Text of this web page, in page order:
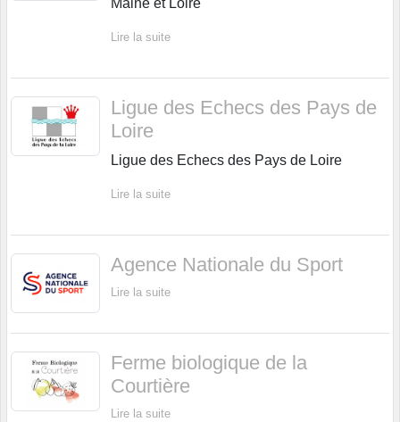
Maine et Loire
Lire la suite
Ligue des Echecs des Pays de
Loire
Ligue des Echecs des Pays de Loire
Lire la suite
Agence Nationale du Sport
Lire la suite
Ferme biologique de la
Courtière
Lire la suite